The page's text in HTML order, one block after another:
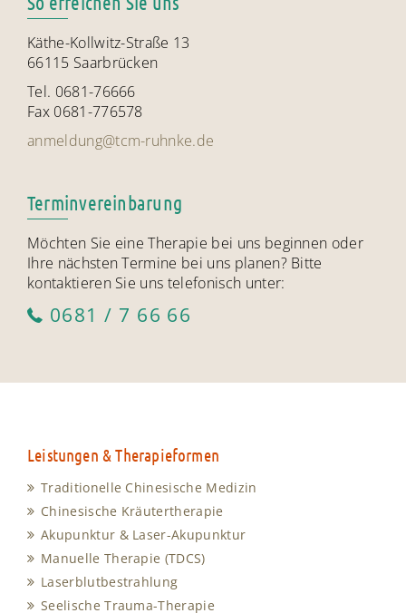
Käthe-Kollwitz-Straße 13
66115 Saarbrücken
Tel. 0681-76666
Fax 0681-776578
anmeldung@tcm-ruhnke.de
Terminvereinbarung
Möchten Sie eine Therapie bei uns beginnen oder
Ihre nächsten Termine bei uns planen? Bitte
kontaktieren Sie uns telefonisch unter:
0681 / 7 66 66
Leistungen & Therapieformen
Traditionelle Chinesische Medizin
Chinesische Kräutertherapie
Akupunktur & Laser-Akupunktur
Manuelle Therapie (TDCS)
Laserblutbestrahlung
Seelische Trauma-Therapie